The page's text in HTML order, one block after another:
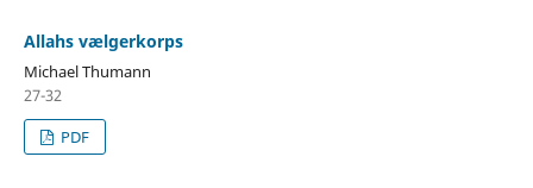
Allahs vælgerkorps
Michael Thumann
27-32
PDF